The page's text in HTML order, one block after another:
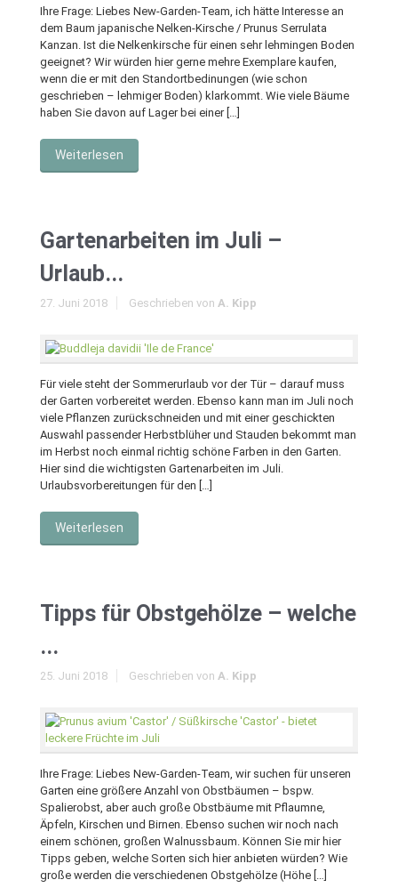
Ihre Frage: Liebes New-Garden-Team, ich hätte Interesse an
dem Baum japanische Nelken-Kirsche / Prunus Serrulata
Kanzan. Ist die Nelkenkirsche für einen sehr lehmingen Boden
geeignet? Wir würden hier gerne mehre Exemplare kaufen,
wenn die er mit den Standortbedinungen (wie schon
geschrieben – lehmiger Boden) klarkommt. Wie viele Bäume
haben Sie davon auf Lager bei einer […]
Weiterlesen
Gartenarbeiten im Juli –
Urlaub...
27. Juni 2018 Geschrieben von A. Kipp
Für viele steht der Sommerurlaub vor der Tür – darauf muss
der Garten vorbereitet werden. Ebenso kann man im Juli noch
viele Pflanzen zurückschneiden und mit einer geschickten
Auswahl passender Herbstblüher und Stauden bekommt man
im Herbst noch einmal richtig schöne Farben in den Garten.
Hier sind die wichtigsten Gartenarbeiten im Juli.
Urlaubsvorbereitungen für den […]
Weiterlesen
Tipps für Obstgehölze – welche
...
25. Juni 2018 Geschrieben von A. Kipp
Ihre Frage: Liebes New-Garden-Team, wir suchen für unseren
Garten eine größere Anzahl von Obstbäumen – bspw.
Spalierobst, aber auch große Obstbäume mit Pflaumne,
Äpfeln, Kirschen und Birnen. Ebenso suchen wir noch nach
einem schönen, großen Walnussbaum. Können Sie mir hier
Tipps geben, welche Sorten sich hier anbieten würden? Wie
große werden die verschiedenen Obstgehölze (Höhe […]